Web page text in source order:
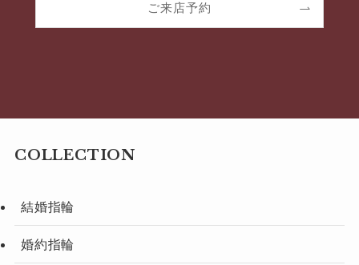
ご来店予約
COLLECTION
結婚指輪
婚約指輪